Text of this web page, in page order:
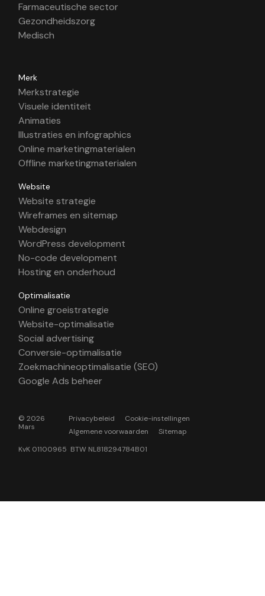
Farmaceutische sector
Gezondheidszorg
Medisch
Merk
Merkstrategie
Visuele identiteit
Animaties
Illustraties en infographics
Online marketingmaterialen
Offline marketingmaterialen
Website
Website strategie
Wireframes en sitemap
Webdesign
WordPress development
No-code development
Hosting en onderhoud
Optimalisatie
Online groeistrategie
Website-optimalisatie
Social advertising
Conversie-optimalisatie
Zoekmachineoptimalisatie (SEO)
Google Ads beheer
© 2026
Mars
Privacybeleid
Cookie-instellingen
Algemene voorwaarden
Sitemap
KvK 01100965 BTW NL818294784B01